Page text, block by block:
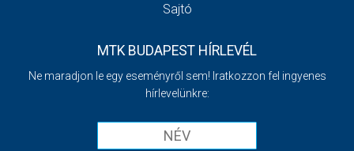
Sajtó
MTK BUDAPEST HÍRLEVÉL
Ne maradjon le egy eseményről sem! Iratkozzon fel ingyenes
hírlevelünkre: